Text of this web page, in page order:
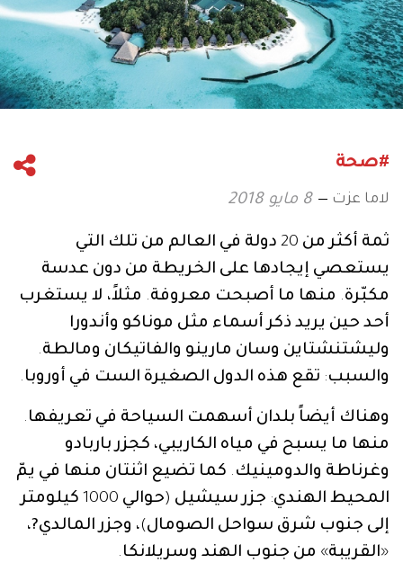
#صحة
لاما عزت 8 مايو 2018
ثمة أكثر من دولة في العالم من تلك التي
يستعصي إيجادها على الخريطة من دون عدسة
مكبّرة. منها ما أصبحت معروفة. مثلاً، لا يستغرب
أحد حين يريد ذكر أسماء مثل موناكو وأندورا
وليشتنشتاين وسان مارينو والفاتيكان ومالطة.
والسبب: تقع هذه الدول الصغيرة الست في أوروبا .
وهناك أيضاً بلدان أسهمت السياحة في تعريفها .
منها ما يسبح في مياه الكاريبي، كجزر باربادو
وغرناطة والدومينيك . كما تضيع اثنتان منها في يمّ
المحيط الهندي: جزر سيشيل (حوالي
كيلومتر
إلى جنوب شرق سواحل الصومال)، وجزر المالدي?،
«القريبة» من جنوب الهند وسريلانكا .